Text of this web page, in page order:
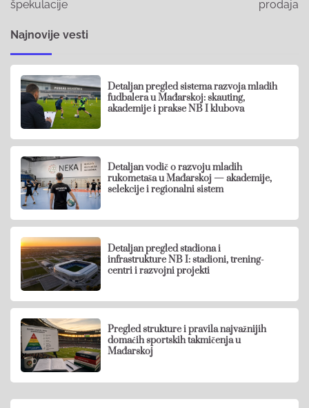
špekulacije
prodaja
Najnovije vesti
Detaljan pregled sistema razvoja mladih
fudbalera u Mađarskoj: skauting,
akademije i prakse NB I klubova
Detaljan vodič o razvoju mladih
rukometaša u Mađarskoj — akademije,
selekcije i regionalni sistem
Detaljan pregled stadiona i
infrastrukture NB I: stadioni, trening-
centri i razvojni projekti
Pregled strukture i pravila najvažnijih
domaćih sportskih takmičenja u
Mađarskoj